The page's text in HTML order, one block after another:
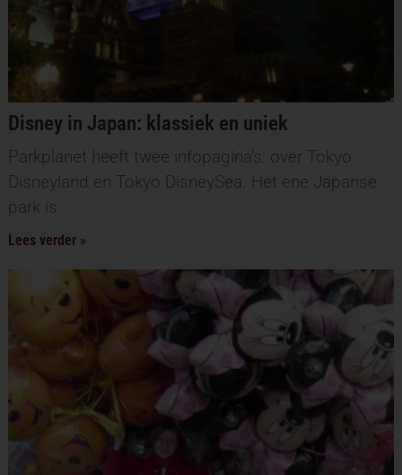
Disney in Japan: klassiek en uniek
Parkplanet heeft twee infopagina’s: over Tokyo
Disneyland en Tokyo DisneySea. Het ene Japanse
park is
Lees verder »